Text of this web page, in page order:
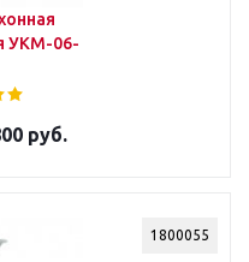
УКМ-06-
руб.
1800055